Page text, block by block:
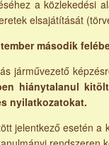
a közlekedési
elsajátítását
második
járművezető
hiánytalanul
nyilatkozatokat.
jelentkező esetén